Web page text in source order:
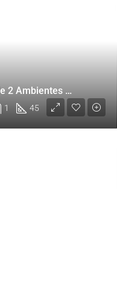
Alquiler de 2 Ambientes y 1/2 con patio en Belgrano
1 45